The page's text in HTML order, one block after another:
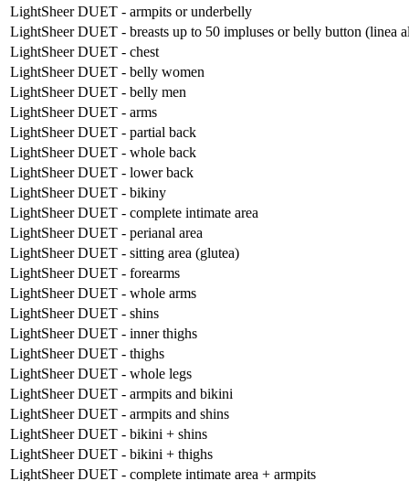
LightSheer DUET - armpits or underbelly
LightSheer DUET - breasts up to 50 impluses or belly button (linea
LightSheer DUET - chest
LightSheer DUET - belly women
LightSheer DUET - belly men
LightSheer DUET - arms
LightSheer DUET - partial back
LightSheer DUET - whole back
LightSheer DUET - lower back
LightSheer DUET - bikiny
LightSheer DUET - complete intimate area
LightSheer DUET - perianal area
LightSheer DUET - sitting area (glutea)
LightSheer DUET - forearms
LightSheer DUET - whole arms
LightSheer DUET - shins
LightSheer DUET - inner thighs
LightSheer DUET - thighs
LightSheer DUET - whole legs
LightSheer DUET - armpits and bikini
LightSheer DUET - armpits and shins
LightSheer DUET - bikini + shins
LightSheer DUET - bikini + thighs
LightSheer DUET - complete intimate area + armpits